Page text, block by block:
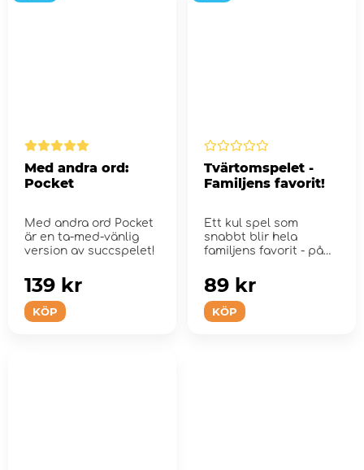
Med andra ord:
Pocket
Med andra ord Pocket
är en ta-med-vänlig
version av succspelet!
KÖP
139 kr
Tvärtomspelet -
Familjens favorit!
Ett kul spel som
snabbt blir hela
familjens favorit - på
KÖP
89 kr